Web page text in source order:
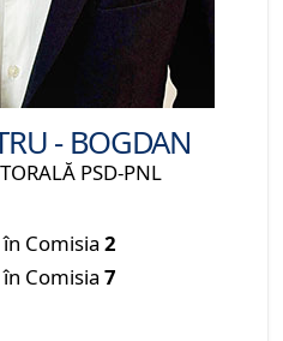
- BOGDAN
PSD-PNL
în Comisia 2
în Comisia 7